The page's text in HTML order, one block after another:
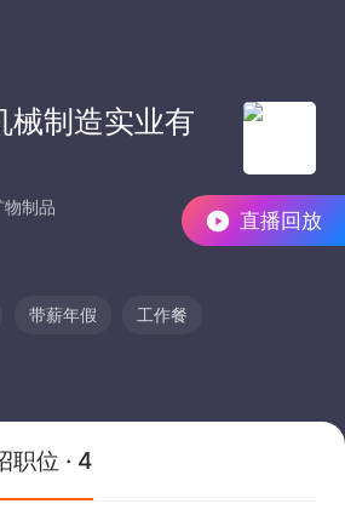
直播回放
械制造实业有
制品
带薪年假 工作餐
职位 · 4